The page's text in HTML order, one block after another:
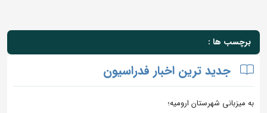
برچسب ها :
جدید ترین اخبار فدراسیون
به میزبانی شهرستان ارومیه؛